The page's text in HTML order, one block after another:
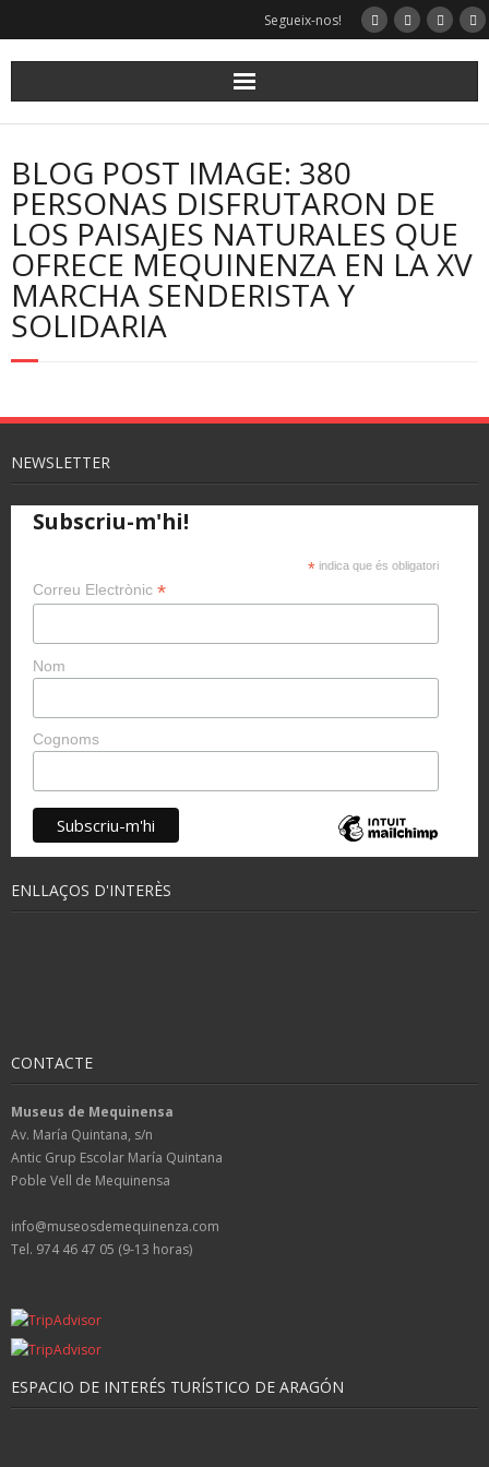
Segueix-nos!
BLOG POST IMAGE: 380
PERSONAS DISFRUTARON DE
LOS PAISAJES NATURALES QUE
OFRECE MEQUINENZA EN LA XV
MARCHA SENDERISTA Y
SOLIDARIA
NEWSLETTER
Subscriu-m'hi!
* indica que és obligatori
Correu Electrònic *
Nom
Cognoms
ENLLAÇOS D'INTERÈS
CONTACTE
Museus de Mequinensa
Av. María Quintana, s/n
Antic Grup Escolar María Quintana
Poble Vell de Mequinensa
info@museosdemequinenza.com
Tel. 974 46 47 05 (9-13 horas)
ESPACIO DE INTERÉS TURÍSTICO DE ARAGÓN